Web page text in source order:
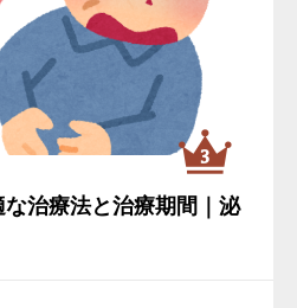
治療法と治療期間｜泌